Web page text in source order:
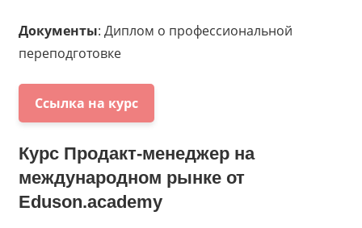
Документы: Диплом о профессиональной
переподготовке
Ссылка на курс
Курс Продакт-менеджер на
международном рынкеот
Eduson.academy